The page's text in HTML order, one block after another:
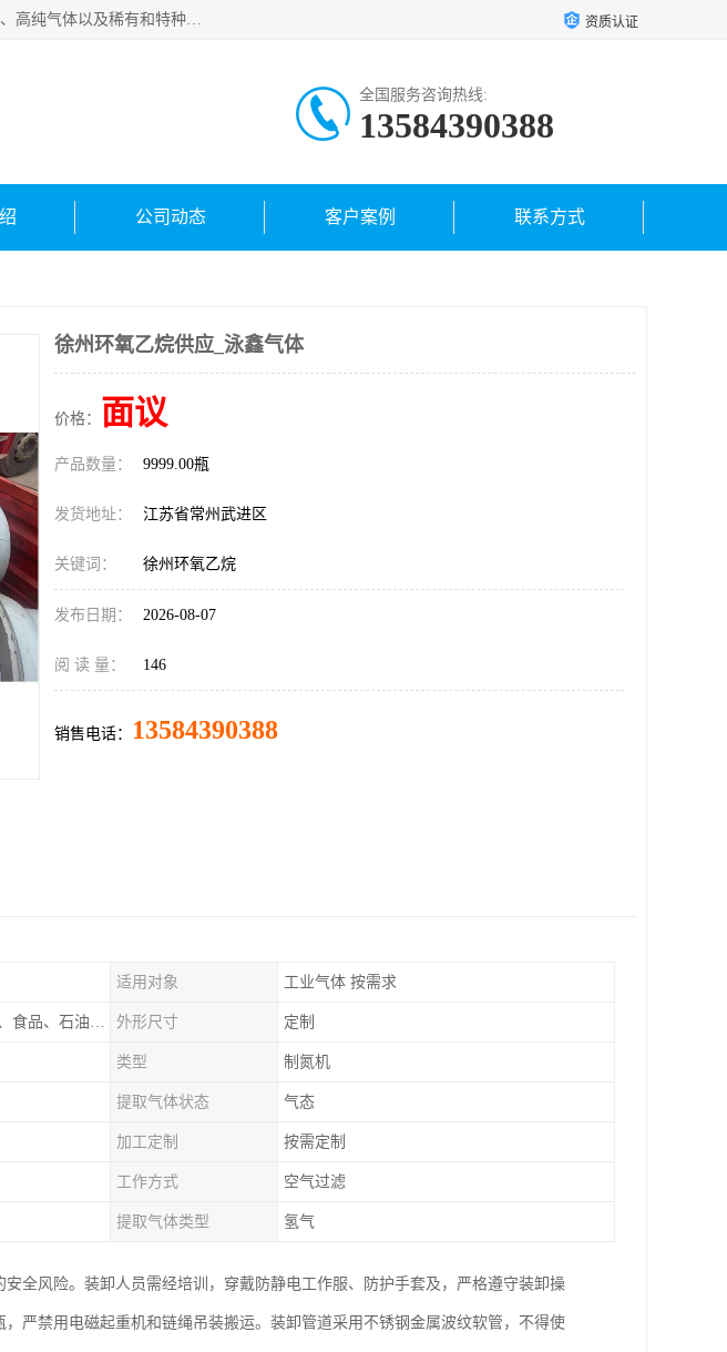
常州泳鑫气体有限公司是一家致力于为客户提供气体产品务的领企业。专注于环氧乙烷剂、环氧乙烷、高纯气体以及稀有和特种气体的研发、生产、销售和配送，产品广泛应用于医疗、电子、科研、化工、食品等多个领域。主要产品有：环氧乙烷灭菌剂，环氧乙烷，高纯氩，氮，氪，氙，氖，氘，笑，氦，氢，氧等各种稀有和特种气体。 资质认证
全国服务咨询热线:
13584390388
公司动态 客户案例 联系方式
徐州环氧乙烷供应_泳鑫气体
价格： 面议
产品数量： 9999.00瓶
发货地址： 江苏省常州武进区
关键词： 徐州环氧乙烷
发布日期： 2026-08-07
阅 读 量： 146
销售电话： 13584390388
适用对象 工业气体 按需求
机械、电子、化工、玻璃、冶金、食品、石油、电力等行业领域 外形尺寸 定制
类型 制氮机
提取气体状态 气态
加工定制 按需定制
工作方式 空气过滤
提取气体类型 氢气
全风险。装卸人员需经培训，穿戴防静电工作服、防护手套及，严格遵守装卸操
严禁用电磁起重机和链绳吊装搬运。装卸管道采用不锈钢金属波纹软管，不得使